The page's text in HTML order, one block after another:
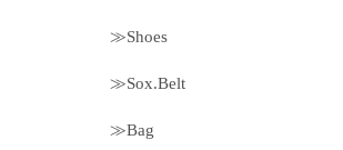
≫Shoes
≫Sox.Belt
≫Bag